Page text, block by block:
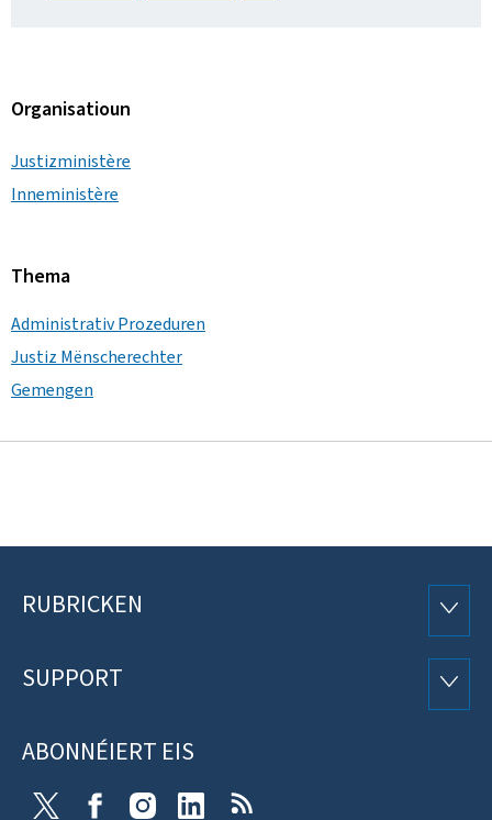
Organisatioun
Justizministère
Inneministère
Thema
Administrativ Prozeduren
Justiz Mënscherechter
Gemengen
Fousszeil
RUBRICKEN
SUPPORT
ABONNÉIERT EIS
FacebookInstagramLinkedin